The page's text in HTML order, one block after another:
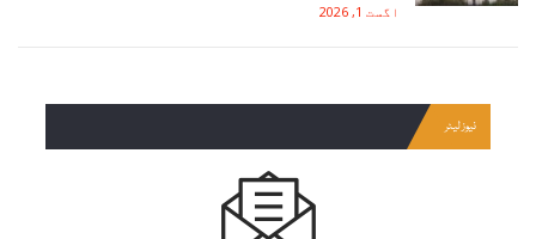
اگست 1, 2026
نیوز لیٹر